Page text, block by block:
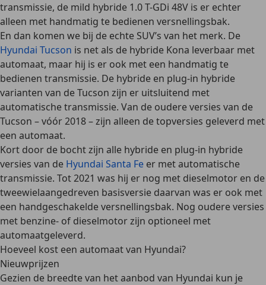
transmissie, de mild hybride 1.0 T-GDi 48V is er echter
alleen met handmatig te bedienen versnellingsbak.
En dan komen we bij de echte SUV’s van het merk. De
Hyundai Tucson is net als de hybride Kona leverbaar met
automaat, maar hij is er ook met een handmatig te
bedienen transmissie. De hybride en plug-in hybride
varianten van de Tucson zijn er uitsluitend met
automatische transmissie. Van de oudere versies van de
Tucson – vóór 2018 – zijn alleen de topversies geleverd met
een automaat.
Kort door de bocht zijn alle hybride en plug-in hybride
versies van de Hyundai Santa Fe er met automatische
transmissie. Tot 2021 was hij er nog met dieselmotor en de
tweewielaangedreven basisversie daarvan was er ook met
een handgeschakelde versnellingsbak. Nog oudere versies
met benzine- of dieselmotor zijn optioneel met
automaatgeleverd.
Hoeveel kost een automaat van Hyundai?
Nieuwprijzen
Gezien de breedte van het aanbod van Hyundai kun je